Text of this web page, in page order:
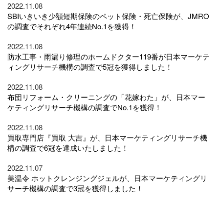
2022.11.08
SBIいきいき少額短期保険のペット保険・死亡保険が、JMRO
の調査でそれぞれ4年連続No.1を獲得！
2022.11.08
防水工事・雨漏り修理のホームドクター119番が日本マーケテ
ィングリサーチ機構の調査で5冠を獲得しました！
2022.11.08
布団リフォーム・クリーニングの「花嫁わた」が、日本マー
ケティングリサーチ機構の調査でNo.1を獲得！
2022.11.08
買取専門店『買取 大吉』が、日本マーケティングリサーチ機
構の調査で6冠を達成いたしました！
2022.11.07
美温令 ホットクレンジングジェルが、日本マーケティングリ
サーチ機構の調査で3冠を獲得しました！